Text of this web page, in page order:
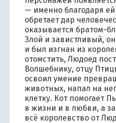
— именно благодаря
обретает дар
оказывается братом-
Злой и завистливый,
и был изгнан из
отомстить, Людоед
Волшебнику, отцу
освоил умение
животных, напал на
клетку. Кот помогает
в жизни и в любви, а
всё королевство от